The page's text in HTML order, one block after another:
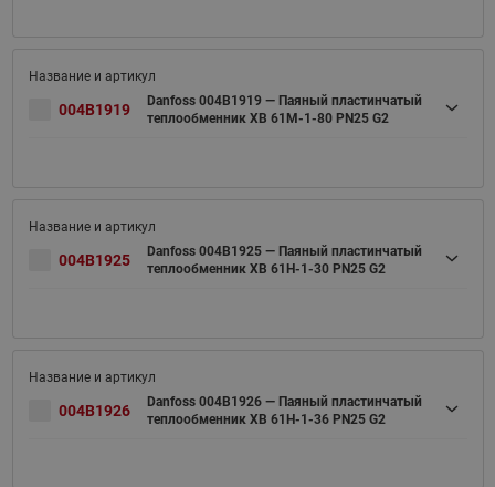
004B1919
Danfoss 004B1919 — Паяный пластинчатый
теплообменник XB 61M-1-80 PN25 G2
004B1925
Danfoss 004B1925 — Паяный пластинчатый
теплообменник XB 61H-1-30 PN25 G2
004B1926
Danfoss 004B1926 — Паяный пластинчатый
теплообменник XB 61H-1-36 PN25 G2